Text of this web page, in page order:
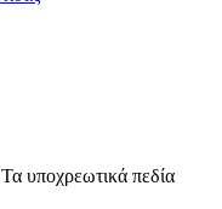
Τα υποχρεωτικά πεδία